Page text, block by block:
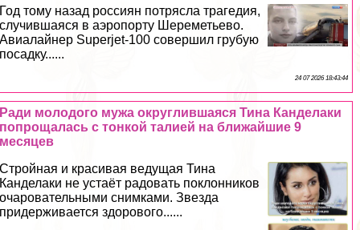
Год тому назад россиян потрясла трагедия,
случившаяся в аэропорту Шереметьево.
Авиалайнер Superjet-100 совершил грубую
посадку......
24 07 2026 18:43:44
Ради молодого мужа округлившаяся Тина Канделаки
попрощалась с тонкой талией на ближайшие 9
месяцев
Стройная и красивая ведущая Тина
Канделаки не устаёт радовать поклонников
очаровательными снимками. Звезда
придерживается здорового......